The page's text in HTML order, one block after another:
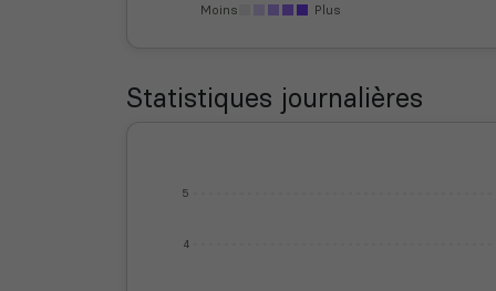
Moins Plus
Statistiques journalières
4
5